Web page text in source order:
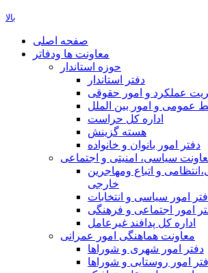
بالا
صفحه اصلی
معاونت ها ودفاتر
حوزه استاندار
دفتر استاندار
عملکرد و امور حقوقی
عمومی و امور بین الملل
اداره کل حراست
هسته گزینش
دفتر امور بانوان و خانواده
سیاسی، امنیتی و اجتماعی
و اتباع ومهاجرین
خارجی
امور سیاسی و انتخابات
امور اجتماعی و فرهنگی
اداره کل پدافند غیرعامل
معاونت هماهنگی امور عمرانی
دفتر امور شهری و شوراها
امور روستایی و شوراها